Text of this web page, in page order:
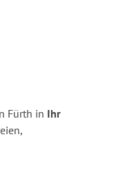
Fürth in Ihr